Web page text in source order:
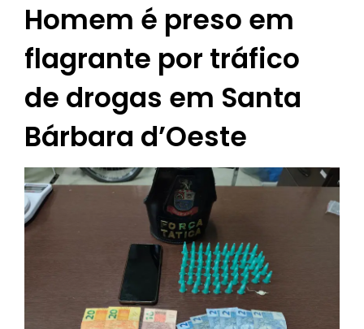
Homem é preso em
flagrante por tráfico
de drogas em Santa
Bárbara d’Oeste